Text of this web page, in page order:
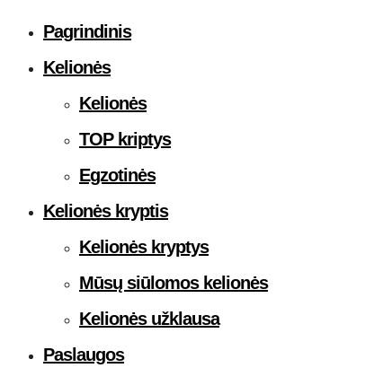
Pagrindinis
Kelionės
Kelionės
TOP kriptys
Egzotinės
Kelionės kryptis
Kelionės kryptys
Mūsų siūlomos kelionės
Kelionės užklausa
Paslaugos